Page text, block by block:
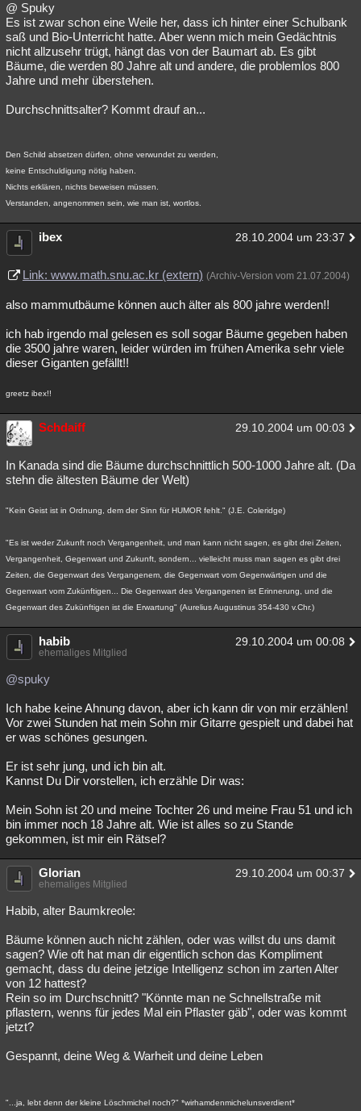
@ Spuky
Es ist zwar schon eine Weile her, dass ich hinter einer Schulbank
saß und Bio-Unterricht hatte. Aber wenn mich mein Gedächtnis
nicht allzusehr trügt, hängt das von der Baumart ab. Es gibt
Bäume, die werden 80 Jahre alt und andere, die problemlos 800
Jahre und mehr überstehen.
Durchschnittsalter? Kommt drauf an...
Den Schild absetzen dürfen, ohne verwundet zu werden,
keine Entschuldigung nötig haben.
Nichts erklären, nichts beweisen müssen.
Verstanden, angenommen sein, wie man ist, wortlos.
ibex 28.10.2004 um 23:37
Link: www.math.snu.ac.kr (extern) (Archiv-Version vom 21.07.2004)
also mammutbäume können auch älter als 800 jahre werden!!
ich hab irgendo mal gelesen es soll sogar Bäume gegeben haben
die 3500 jahre waren, leider würden im frühen Amerika sehr viele
dieser Giganten gefällt!!
greetz ibex!!
Schdaiff 29.10.2004 um 00:03
In Kanada sind die Bäume durchschnittlich 500-1000 Jahre alt. (Da
stehn die ältesten Bäume der Welt)
"Kein Geist ist in Ordnung, dem der Sinn für HUMOR fehlt." (J.E. Coleridge)
"Es ist weder Zukunft noch Vergangenheit, und man kann nicht sagen, es gibt drei Zeiten,
Vergangenheit, Gegenwart und Zukunft, sondern... vielleicht muss man sagen es gibt drei
Zeiten, die Gegenwart des Vergangenem, die Gegenwart vom Gegenwärtigen und die
Gegenwart vom Zukünftigen... Die Gegenwart des Vergangenen ist Erinnerung, und die
Gegenwart des Zukünftigen ist die Erwartung" (Aurelius Augustinus 354-430 v.Chr.)
habib 29.10.2004 um 00:08
ehemaliges Mitglied
@spuky
Ich habe keine Ahnung davon, aber ich kann dir von mir erzählen!
Vor zwei Stunden hat mein Sohn mir Gitarre gespielt und dabei hat
er was schönes gesungen.
Er ist sehr jung, und ich bin alt.
Kannst Du Dir vorstellen, ich erzähle Dir was:
Mein Sohn ist 20 und meine Tochter 26 und meine Frau 51 und ich
bin immer noch 18 Jahre alt. Wie ist alles so zu Stande
gekommen, ist mir ein Rätsel?
Glorian 29.10.2004 um 00:37
ehemaliges Mitglied
Habib, alter Baumkreole:
Bäume können auch nicht zählen, oder was willst du uns damit
sagen? Wie oft hat man dir eigentlich schon das Kompliment
gemacht, dass du deine jetzige Intelligenz schon im zarten Alter
von 12 hattest?
Rein so im Durchschnitt? "Könnte man ne Schnellstraße mit
pflastern, wenns für jedes Mal ein Pflaster gäb", oder was kommt
jetzt?
Gespannt, deine Weg & Warheit und deine Leben
"...ja, lebt denn der kleine Löschmichel noch?" *wirhamdenmichelunsverdient*